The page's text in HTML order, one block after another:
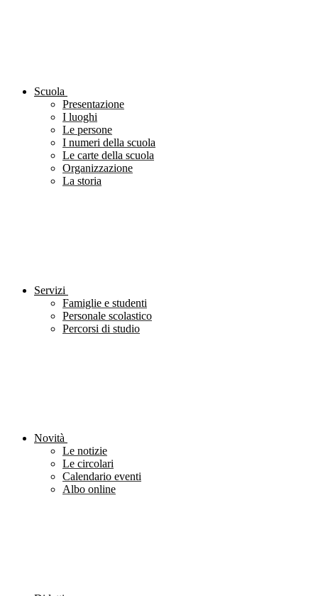
Scuola
Presentazione
I luoghi
Le persone
I numeri della scuola
Le carte della scuola
Organizzazione
La storia
Servizi
Famiglie e studenti
Personale scolastico
Percorsi di studio
Novità
Le notizie
Le circolari
Calendario eventi
Albo online